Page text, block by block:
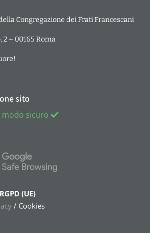
Congregazione dei Frati Francescani
2 – 00165 Roma
sito
modo sicuro
(UE)
/ Cookies